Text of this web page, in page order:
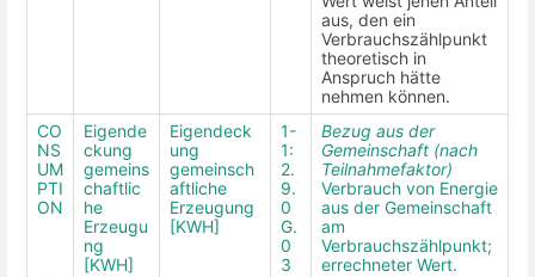
aus, den ein
Verbrauchszählpunkt
theoretisch in
Anspruch hätte
nehmen können.
CO
NS
UM
PTI
ON
Eigende
ckung
gemeins
chaftlic
he
Erzeugu
ng
[KWH]
Eigendeck
ung
gemeinsch
aftliche
Erzeugung
[KWH]
1-
1:
2.
9.
0
G.
0
3
Bezug aus der
Gemeinschaft (nach
Teilnahmefaktor)
Verbrauch von Energie
aus der Gemeinschaft
am
Verbrauchszählpunkt;
errechneter Wert.